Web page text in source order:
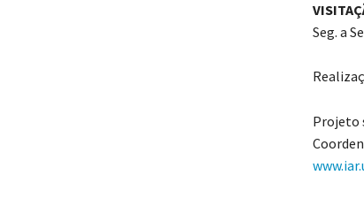
Seg. a
Projeto